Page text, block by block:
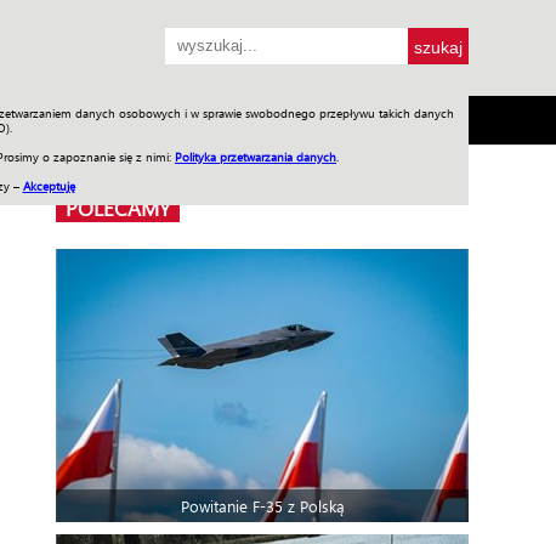
danych osobowych i w sprawie swobodnego przepływu takich danych
o zapoznanie się z nimi: Polityka przetwarzania danych
– Akceptuję
SKLEP Jednodniówki Praca w WIW
POLECAMY
Powitanie F-35 z Polską